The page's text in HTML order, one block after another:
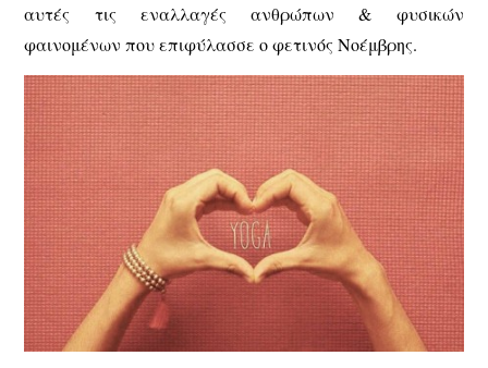
αυτές τις εναλλαγές ανθρώπων & φυσικών
φαινομένων που επιφύλασσε ο φετινός Νοέμβρης.